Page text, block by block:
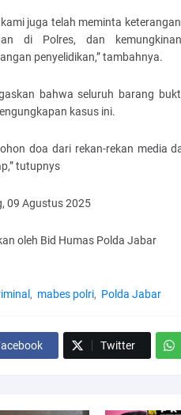
kami juga telah meminta
di Polres, dan
penyelidikan,” tambahnya.
bahwa seluruh barang
kasus ini.
doa dari rekan-rekan media
tutupnys
09 Agustus 2025
oleh Bid Humas Polda Jabar
mabes polri Polda Jabar
Twitter